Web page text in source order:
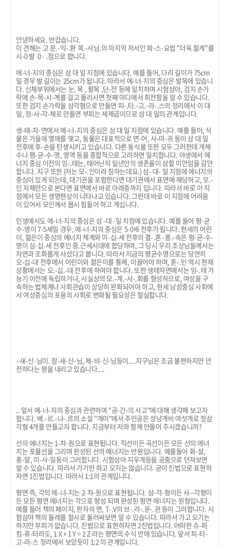
안녕하세요. 반갑습니다.
이 견해는 고 문.-익-.환 목.-사님.의 마지막 저서인 파-스-요법 "더욱 젊게"를
시-0 발 0 - .점으로 합니다.
에-너-지의 중심은 삼 대 일 지점에 있습니다. 예를 들어, 다리 길이가 75cm
일 경우 발 길이는 25cm가 됩니다. 따라서 에-너-지의 중심은 발목에 있습니
다. 신체부위에서는 눈, 목 , 팔목 ,단-전 등에 일치하며 시험삼아, 검지 손가
락에 손-목-시-계를 걸고 돌리시면 첫째 마디에서 회전함을 알 수 있습니다.
또한 검지 손가락을 삼각형으로 만들면 피-.타.-고.-라-.스의 정리에서 이 대
일, 정-사-각-체로 만들면 부피는 세제곱이므로 삼 대 일의 관계입니다.
생-태-자-연에서 에-너-지의 중심은 삼 대 일 지점에 있습니다. 예를 들어, 식
물은 가을에 열매를 맺고, 동물은 대표적으로 연-어, 사-마-귀 등이 삼 대 일
전후에 후-손을 탄생시키고 있습니다. 다른 동식물 또한 모두 그러한데 개체
수나 평-균-수-명, 영역 등을 종합적으로 고려하면 일치합니다. 야생에서 에
너지 중심 이전의 잉-.태는, 태어난지 일년안의 생존율이 삼할 미만임을 감안
합니다. 지구 또한 {저는 모-.인이라 칭하는데요.} 삼- 대- 일 지점에 에너지의
중심이 있게 되는데, 대기권을 포함한다면 대기권에서 표면에 해당하고, 모.-
인 자체만으로 본다면 표면에서 바로 아래층까지 입니다. 따라서 바로 이 지
점에서 모든 생명현상이 나타나고 있습니다. 그런데 바로 이 지점에 어려움
이 있어서 모인께서 몹시 힘들어 하고 계십니다.
인생에서도 에-너-지의 중심은 삼 -대 -일 지점에 있습니다. 예를 들어 평-균
수-명이 7-5세일 경우, 에-너-지의 중심은 5-0세 전후가 됩니다. 현세의 어린
이, 젊은이 중심의 에너지 체계와 이-십-세 전후의 결-.혼 -풍.-속은 평-균-수-
명이 삼-십-세 전후인 중.근세시대에 합당하며, 그 당시 우리 조상님들께서는
자연과 조화롭게 사셨다고 봅니다. 따라서 지금의 평균수명으로는 당연히
오-십-대 전후에서 어린이와 젊은이를 통제, 이끌어야 하며, 혼-.인 역시 현재
상황에서는 오.-십.-대 전후에 하여야 합니다. 또한 생태자연에서는 잉-.태 가
능기 이전에 독립하거나, 사실상의 모.-계.-사-.회를 형성하므로, 여성을 구
속하는 법체계나 사회관습이 상당히 완화되어야 하고, 현세 남성중심 사회에
서 여성중심의 포용의 사회로 변화될 필요성은 절실합니다.
- 새-신-님이. 참-새-신-님, 제-비-신-님등이....지구님은 조금 불편하지만 안
전하다는 평을 내리고 있습니다....
.. 앞서 에-너-지의 중심과 관련하여 "공-간-의 사고"에 대해 생각해 보고자
합니다. 베.-르.-나-.르의 소설 "개미"에서 주인공은 성냥개비 여섯개로 정삼
각형 4개를 만들고자 합니다. 지금부터 저와 함께 만들어 주시겠습니까?
선의 에너지는 1-차-원으로 표현됩니다. 직선이든 곡선이든 모든 선의 에너
지는 포물선을 그리며 완성된 선의 에너지는 반원입니다. 예를들어 화-살,
총-알, 미-사-일등이 그러합니다. 시험삼아 지우개등을 공중으로 던져보면
알 수 있습니다. 따라서 가기만 하고 오지는 않습니다. 굳이 진법으로 표현하
자면 1진법입니다. 따라서 1:1의 관계입니다.
평면 즉, 각의 에-너-지는 2-차-원으로 표현됩니다. 삼-각-형이든 사--각형이
든 모든 평면 에너지는 각으로 형성 되며 완성된 평면 에너지는 원형입니다.
예를 들어 책의 페이지, 판자의 면, T-.V의 브-.라-.운-.관 등이 그러합니다. 시
험삼아 책의 둘레를 철사로 둘러싸보면 알 수 있습니다. 따라서 가고 오기는
하지만 부피가 없습니다. 진법으로 표현하자면 2진법입니다. 어떠한 슈-퍼
컴-퓨-터라도, 1 X + 1 Y = 2 Z 라는 평면의 수식 안에 있습니다. 앞서 피-타-
고-라-스 정리에서 보았듯이 1:2 의 관계입니다.